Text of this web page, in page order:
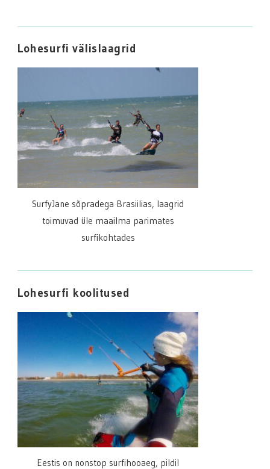
Lohesurfi välislaagrid
SurfyJane sõpradega Brasiilias, laagrid
toimuvad üle maailma parimates
surfikohtades
Lohesurfi koolitused
Eestis on nonstop surfihooaeg, pildil